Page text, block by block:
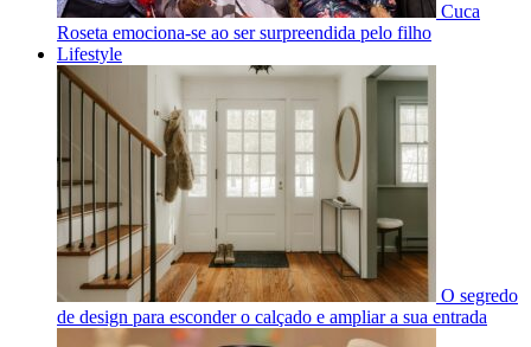
Cuca
Roseta emociona-se ao ser surpreendida pelo filho
Lifestyle
O segredo
de design para esconder o calçado e ampliar a sua entrada